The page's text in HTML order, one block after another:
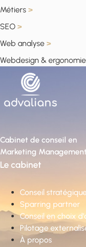
Métiers >
SEO >
Web analyse >
Webdesign & ergonomie
Cabinet de conseil en
Marketing Management
Le cabinet
Conseil
Sparring partner
Conseil en choix
Pilotage
À propos